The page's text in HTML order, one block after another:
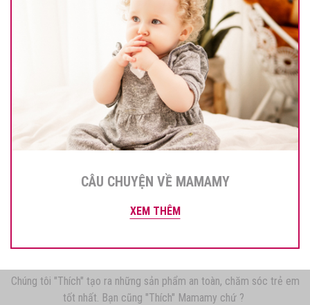
CÂU CHUYỆN VỀ MAMAMY
XEM THÊM
Chúng tôi "Thích" tạo ra những sản phẩm an toàn, chăm sóc trẻ em
tốt nhất. Bạn cũng "Thích" Mamamy chứ ?